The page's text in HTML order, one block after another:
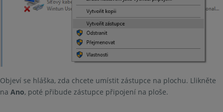
Objeví se hláška, zda chcete umístit zástupce na plochu. Llikněte
na Ano, poté přibude zástupce připojení na ploše.